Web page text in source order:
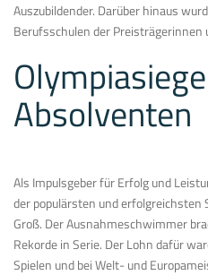
Auszubildender. Darüber hinaus
Berufsschulen der Preisträgerinnen
Absolventen
Als Impulsgeber für Erfolg und
der populärsten und erfolgreichsten
Groß. Der Ausnahmeschwimmer
Rekorde in Serie. Der Lohn dafür
Spielen und bei Welt- und